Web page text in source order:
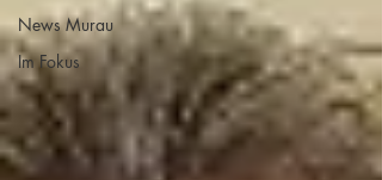
News Murau
Im Fokus